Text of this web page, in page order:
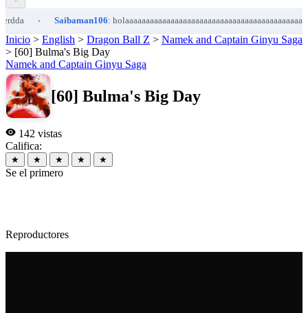
• Saibaman106:
Inicio > English > Dragon Ball Z > Namek and Captain Ginyu Saga
> [60] Bulma's Big Day
Namek and Captain Ginyu Saga
[60] Bulma's Big Day
142 vistas
Califica:
★ ★ ★ ★ ★
Se el primero
Reproductores